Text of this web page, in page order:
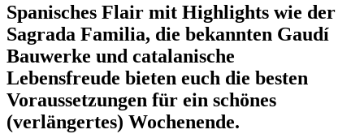
Spanisches Flair mit Highlights wie der
Sagrada Familia, die bekannten Gaudí
Bauwerke und catalanische
Lebensfreude bieten euch die besten
Voraussetzungen für ein schönes
(verlängertes) Wochenende.